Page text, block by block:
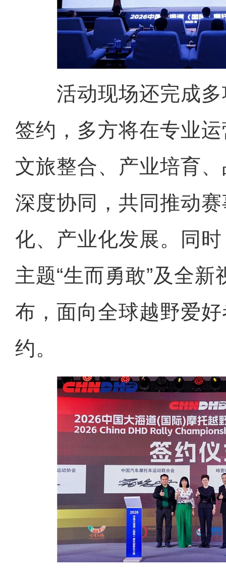
活动现场还完成多
签约，多方将在专业
文旅整合、产业培育
深度协同，共同推动
化、产业化发展。同
主题“生而勇敢”及全
布，面向全球越野爱
约。